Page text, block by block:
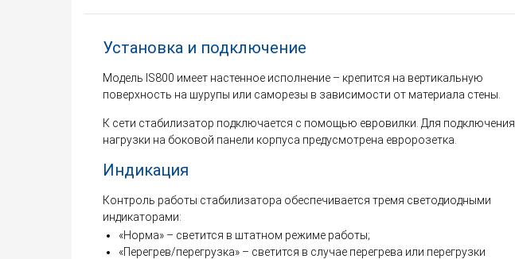
Установка и подключение
Модель IS800 имеет настенное исполнение – крепится на вертикальную
поверхность на шурупы или саморезы в зависимости от материала стены.
К сети стабилизатор подключается с помощью евровилки. Для подключения
нагрузки на боковой панели корпуса предусмотрена евророзетка.
Индикация
Контроль работы стабилизатора обеспечивается тремя светодиодными
индикаторами:
«Норма» – светится в штатном режиме работы;
«Перегрев/перегрузка» – светится в случае перегрева или перегрузки